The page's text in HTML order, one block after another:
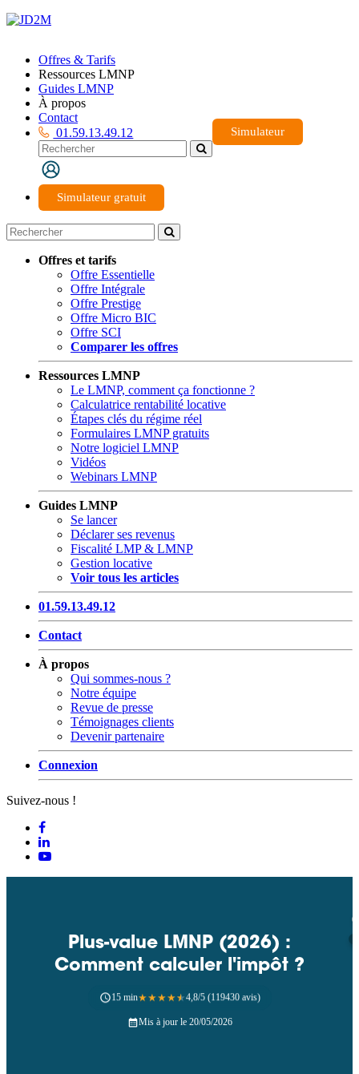
Offres & Tarifs
Ressources LMNP
Guides LMNP
À propos
Contact
01.59.13.49.12
Simulateur gratuit
Simulateur
Offres et tarifs
Offre Essentielle
Offre Intégrale
Offre Prestige
Offre Micro BIC
Offre SCI
Comparer les offres
Ressources LMNP
Le LMNP, comment ça fonctionne ?
Calculatrice rentabilité locative
Étapes clés du régime réel
Formulaires LMNP gratuits
Notre logiciel LMNP
Vidéos
Webinars LMNP
Guides LMNP
Se lancer
Déclarer ses revenus
Fiscalité LMP & LMNP
Gestion locative
Voir tous les articles
01.59.13.49.12
Contact
À propos
Qui sommes-nous ?
Notre équipe
Revue de presse
Témoignages clients
Devenir partenaire
Connexion
Suivez-nous !
Plus-value LMNP (2026) :
Comment calculer l'impôt ?
15 min★★★★★4,8/5 (119430 avis)
Mis à jour le 20/05/2026